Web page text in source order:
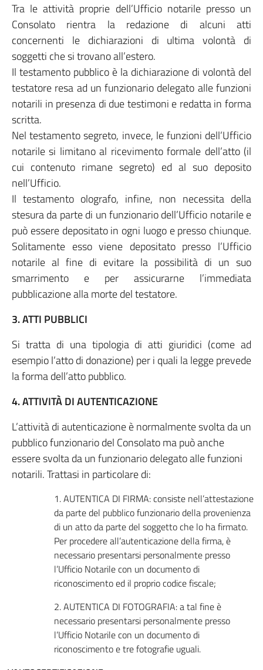
Tra le attività proprie dell’Ufficio notarile presso un
Consolato rientra la redazione di alcuni atti
concernenti le dichiarazioni di ultima volontà di
soggetti che si trovano all’estero.
Il testamento pubblico è la dichiarazione di volontà del
testatore resa ad un funzionario delegato alle funzioni
notarili in presenza di due testimoni e redatta in forma
scritta.
Nel testamento segreto, invece, le funzioni dell’Ufficio
notarile si limitano al ricevimento formale dell’atto (il
cui contenuto rimane segreto) ed al suo deposito
nell’Ufficio.
Il testamento olografo, infine, non necessita della
stesura da parte di un funzionario dell’Ufficio notarile e
può essere depositato in ogni luogo e presso chiunque.
Solitamente esso viene depositato presso l’Ufficio
notarile al fine di evitare la possibilità di un suo
smarrimento e per assicurarne l’immediata
pubblicazione alla morte del testatore.
3. ATTI PUBBLICI
Si tratta di una tipologia di atti giuridici (come ad
esempio l’atto di donazione) per i quali la legge prevede
la forma dell’atto pubblico.
4. ATTIVITÀ DI AUTENTICAZIONE
L’attività di autenticazione è normalmente svolta da un
pubblico funzionario del Consolato ma può anche
essere svolta da un funzionario delegato alle funzioni
notarili. Trattasi in particolare di:
1. AUTENTICA DI FIRMA: consiste nell’attestazione
da parte del pubblico funzionario della provenienza
di un atto da parte del soggetto che lo ha firmato.
Per procedere all’autenticazione della firma, è
necessario presentarsi personalmente presso
l’Ufficio Notarile con un documento di
riconoscimento ed il proprio codice fiscale;
2. AUTENTICA DI FOTOGRAFIA: a tal fine è
necessario presentarsi personalmente presso
l’Ufficio Notarile con un documento di
riconoscimento e tre fotografie uguali.